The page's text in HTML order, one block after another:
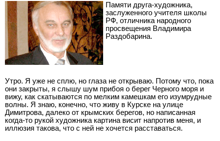
Памяти друга-художника,
заслуженного учителя школы
РФ, отличника народного
просвещения Владимира
Раздобарина.
Утро. Я уже не сплю, но глаза не открываю. Потому что, пока
они закрыты, я слышу шум прибоя о берег Черного моря и
вижу, как скатываются по мелким камешкам его изумрудные
волны. Я знаю, конечно, что живу в Курске на улице
Димитрова, далеко от крымских берегов, но написанная
когда­-то рукой художника картина висит напротив меня, и
иллюзия такова, что с ней не хочется расставаться.